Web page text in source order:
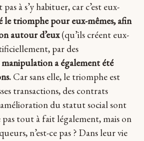
à s’y habituer, car c’est eux-
le triomphe pour eux-mêmes, afin
autour d’eux(qu’ils créent eux-
par des
a également été
Car sans elle, le triomphe est
transactions, des contrats
du statut social sont
pas tout à fait légalement, mais on
n’est-ce pas ? Dans leur vie